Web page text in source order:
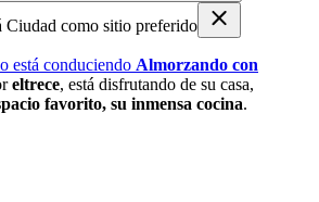
Ciudad como sitio preferido
está conduciendo Almorzando con
eltrece, está disfrutando de su casa,
favorito, su inmensa cocina.